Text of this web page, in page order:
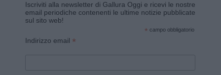
Iscriviti alla newsletter di Gallura Oggi e ricevi le nostre
email periodiche contenenti le ultime notizie pubblicate
sul sito web!
* campo obbligatorio
Indirizzo email *